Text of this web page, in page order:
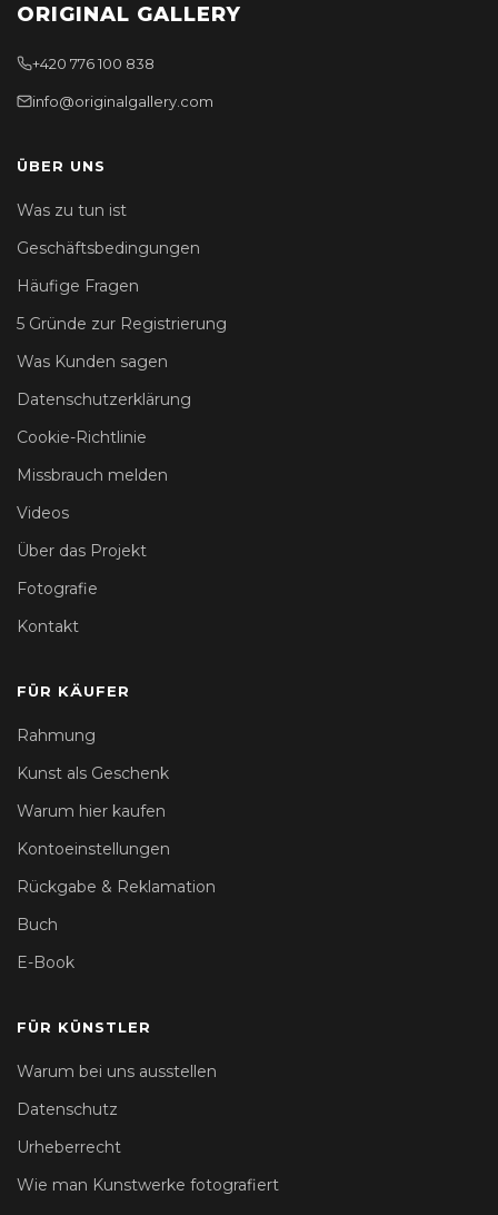
ORIGINAL GALLERY
+420 776 100 838
info@originalgallery.com
ÜBER UNS
Was zu tun ist
Geschäftsbedingungen
Häufige Fragen
5 Gründe zur Registrierung
Was Kunden sagen
Datenschutzerklärung
Cookie-Richtlinie
Missbrauch melden
Videos
Über das Projekt
Fotografie
Kontakt
FÜR KÄUFER
Rahmung
Kunst als Geschenk
Warum hier kaufen
Kontoeinstellungen
Rückgabe & Reklamation
Buch
E-Book
FÜR KÜNSTLER
Warum bei uns ausstellen
Datenschutz
Urheberrecht
Wie man Kunstwerke fotografiert